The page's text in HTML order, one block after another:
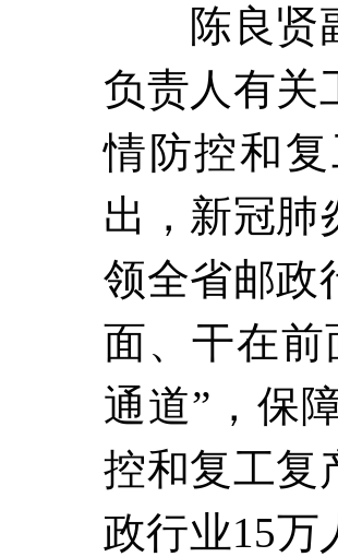
陈良贤
负责人有关
情防控和
出，新冠肺
领全省邮政
面、干在
通道”，保
控和复工复
政行业15万